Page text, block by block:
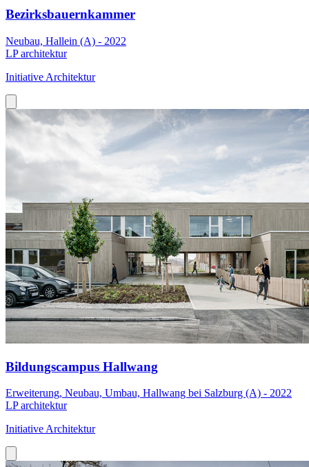
Bezirksbauernkammer
Neubau, Hallein (A) - 2022
LP architektur
Initiative Architektur
Bildungscampus Hallwang
Erweiterung, Neubau, Umbau, Hallwang bei Salzburg (A) - 2022
LP architektur
Initiative Architektur